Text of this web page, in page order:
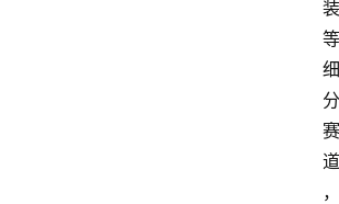
装
等
细
分
赛
道
，